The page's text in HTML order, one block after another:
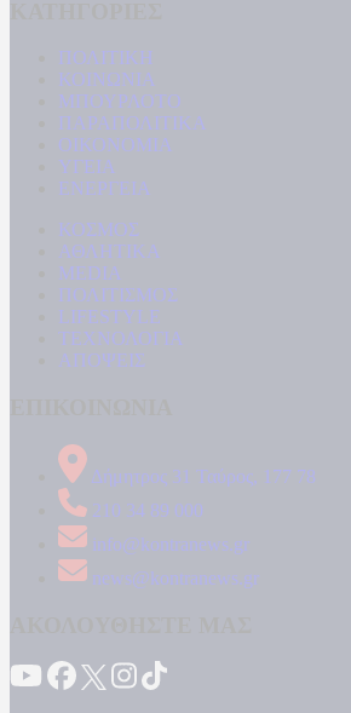
ΠΟΛΙΤΙΚΗ
ΚΟΙΝΩΝΙΑ
ΜΠΟΥΡΛΟΤΟ
ΠΑΡΑΠΟΛΙΤΙΚΑ
ΟΙΚΟΝΟΜΙΑ
ΥΓΕΙΑ
ΕΝΕΡΓΕΙΑ
ΚΟΣΜΟΣ
ΑΘΛΗΤΙΚΑ
MEDIA
ΠΟΛΙΤΙΣΜΟΣ
LIFESTYLE
ΤΕΧΝΟΛΟΓΙΑ
ΑΠΟΨΕΙΣ
Δήμητρος 31 Ταύρος, 177 78
210 34 89 000
info@kontranews.gr
news@kontranews.gr